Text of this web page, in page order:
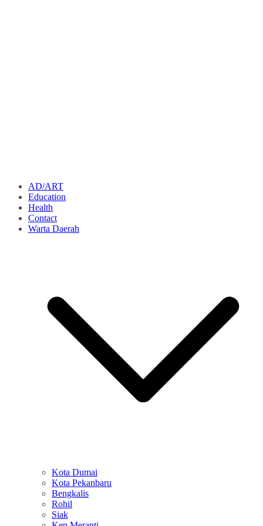
AD/ART
Education
Health
Contact
Warta Daerah
Kota Dumai
Kota Pekanbaru
Bengkalis
Rohil
Siak